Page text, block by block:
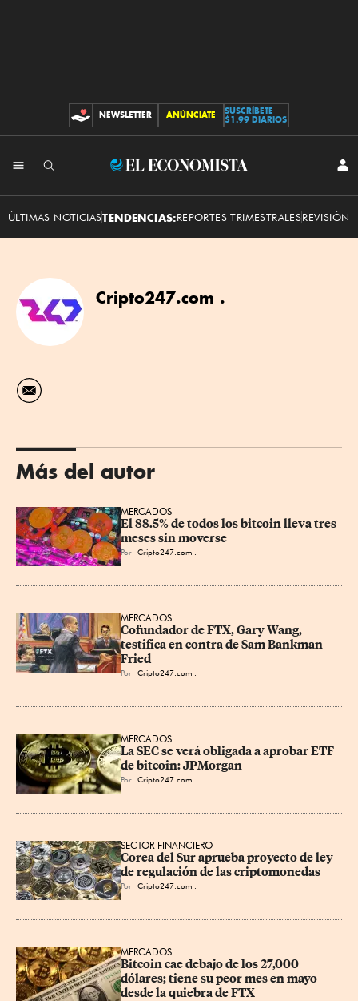
CONTRIBUCIONES
NEWSLETTER ANÚNCIATE
SUSCRÍBETE
$1.99 DIARIOS
El
Economista
ÚLTIMAS NOTICIASTENDENCIAS:REPORTES TRIMESTRALESREVISIÓN
Cripto247.com .
Más del autor
MERCADOS
El 88.5% de todos los bitcoin lleva tres
meses sin moverse
Por Cripto247.com .
MERCADOS
Cofundador de FTX, Gary Wang,
testifica en contra de Sam Bankman-
Fried
Por Cripto247.com .
MERCADOS
La SEC se verá obligada a aprobar ETF
de bitcoin: JPMorgan
Por Cripto247.com .
SECTOR FINANCIERO
Corea del Sur aprueba proyecto de ley
de regulación de las criptomonedas
Por Cripto247.com .
MERCADOS
Bitcoin cae debajo de los 27,000
dólares; tiene su peor mes en mayo
desde la quiebra de FTX